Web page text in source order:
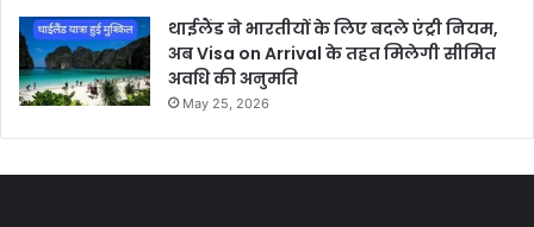
थाईलैंड ने भारतीयों के लिए बदले एंट्री नियम,
अब Visa on Arrival के तहत मिलेगी सीमित
अवधि की अनुमति
May 25, 2026